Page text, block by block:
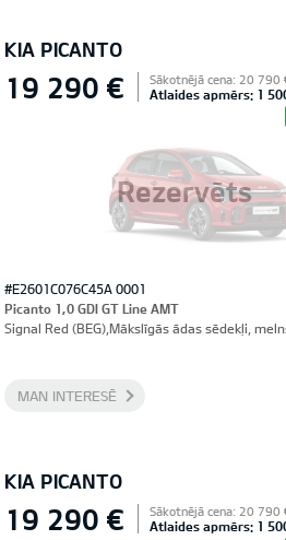
KIA PICANTO
Rezervēts
19 290 € Sākotnējā cena: 20 790
Atlaides apmērs: 1
#E2601C076C45A 0001
Picanto 1,0 GDI GT Line AMT
Signal Red (BEG),Mākslīgās ādas sēdekļi,
MAN INTERESĒ
KIA PICANTO
19 290 € Sākotnējā cena: 20 790
Atlaides apmērs: 1